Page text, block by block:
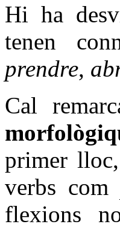
Hi ha
tenen
prendre,
Cal
primer
verbs com
flexions